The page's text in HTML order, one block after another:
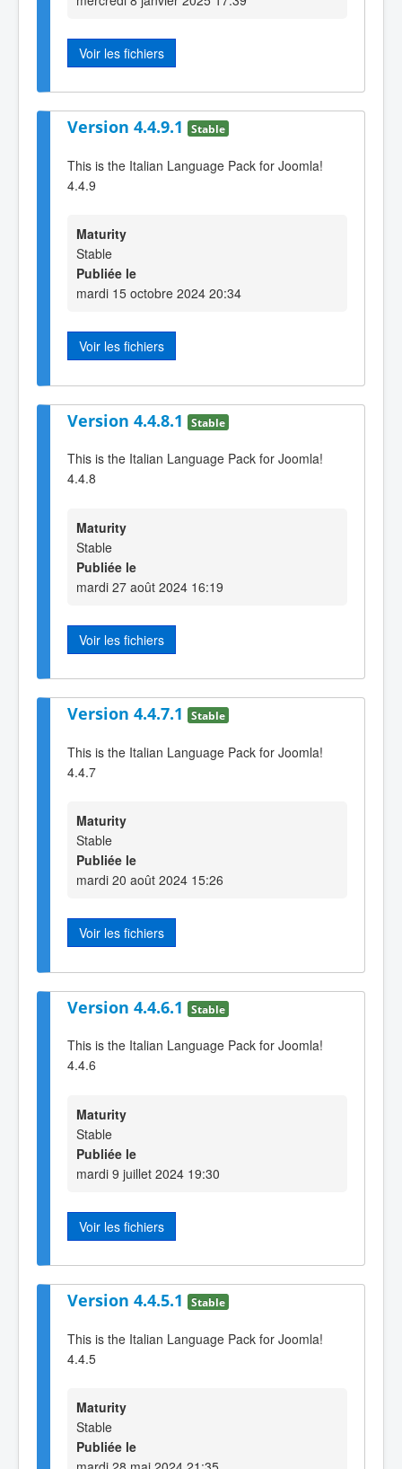
Voir les fichiers
Version 4.4.9.1 Stable
This is the Italian Language Pack for Joomla!
4.4.9
Maturity
Stable
Publiée le
mardi 15 octobre 2024 20:34
Voir les fichiers
Version 4.4.8.1 Stable
This is the Italian Language Pack for Joomla!
4.4.8
Maturity
Stable
Publiée le
mardi 27 août 2024 16:19
Voir les fichiers
Version 4.4.7.1 Stable
This is the Italian Language Pack for Joomla!
4.4.7
Maturity
Stable
Publiée le
mardi 20 août 2024 15:26
Voir les fichiers
Version 4.4.6.1 Stable
This is the Italian Language Pack for Joomla!
4.4.6
Maturity
Stable
Publiée le
mardi 9 juillet 2024 19:30
Voir les fichiers
Version 4.4.5.1 Stable
This is the Italian Language Pack for Joomla!
4.4.5
Maturity
Stable
Publiée le